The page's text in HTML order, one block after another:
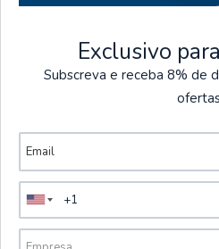
TB Group Safety
Gants de mécanicien
depuis
VOIR LES
Exclusivo
Subscreva e receba 8% de